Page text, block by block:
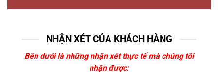
NHẬN XÉT CỦA KHÁCH HÀNG
Bên dưới là những nhận xét thực tế mà chúng tôi
nhận được: